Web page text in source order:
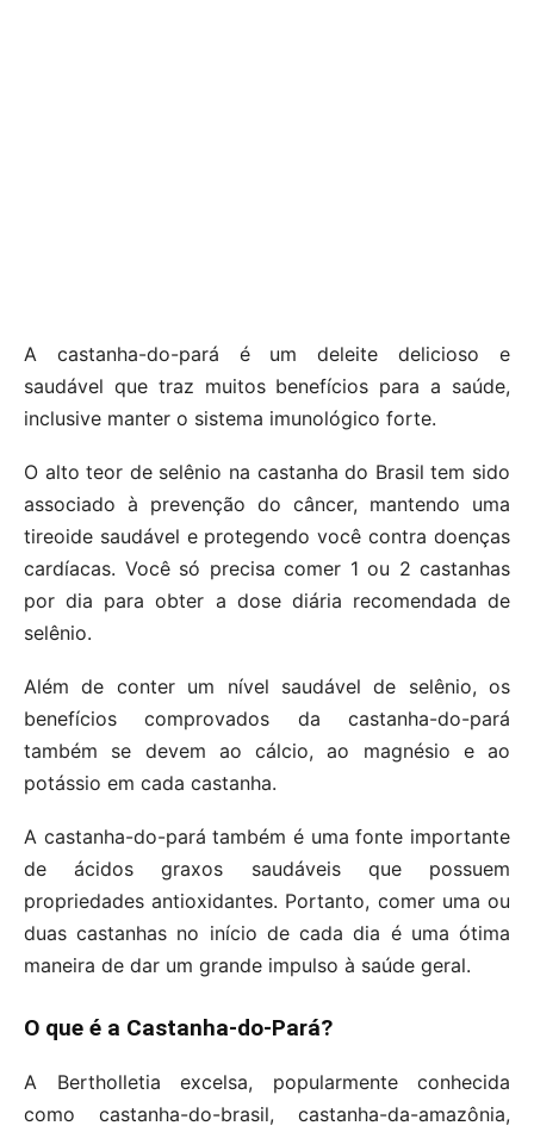
A castanha-do-pará é um deleite delicioso e
saudável que traz muitos benefícios para a saúde,
inclusive manter o sistema imunológico forte.
O alto teor de selênio na castanha do Brasil tem sido
associado à prevenção do câncer, mantendo uma
tireoide saudável e protegendo você contra doenças
cardíacas. Você só precisa comer 1 ou 2 castanhas
por dia para obter a dose diária recomendada de
selênio.
Além de conter um nível saudável de selênio, os
benefícios comprovados da castanha-do-pará
também se devem ao cálcio, ao magnésio e ao
potássio em cada castanha.
A castanha-do-pará também é uma fonte importante
de ácidos graxos saudáveis ​​que possuem
propriedades antioxidantes. Portanto, comer uma ou
duas castanhas no início de cada dia é uma ótima
maneira de dar um grande impulso à saúde geral.
O que é a Castanha-do-Pará?
A Bertholletia excelsa, popularmente conhecida
como castanha-do-brasil, castanha-da-amazônia,